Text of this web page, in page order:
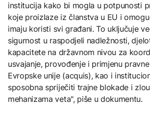
institucija kako bi mogla u potpunosti
koje proizlaze iz članstva u EU i
imaju koristi svi građani. To uključuje
sigurnost u raspodjeli nadležnosti,
kapacitete na državnom nivou za
usvajanje, provođenje i primjenu
Evropske unije (acquis), kao i
sposobna spriječiti trajne blokade i
mehanizama veta", piše u dokumentu.